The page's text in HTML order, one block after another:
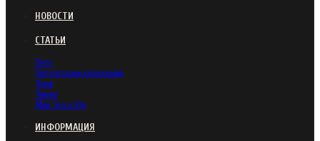
НОВОСТИ
СТАТЬИ
Блог
Презентации коллекций
Луки
Линии
Мир Tosca Blu
ИНФОРМАЦИЯ